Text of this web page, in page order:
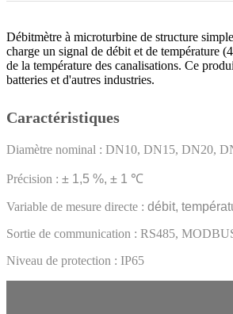
Débitmètre à microturbine de structure
charge un signal de débit et de température
de la température des canalisations. Ce
batteries et d'autres industries.
Caractéristiques
Diamètre nominal : DN10, DN15, DN20,
Précision : ± 1,5 %, ± 1 ℃
Variable de mesure directe : débit,
Sortie de communication : RS485,
Niveau de protection : IP65